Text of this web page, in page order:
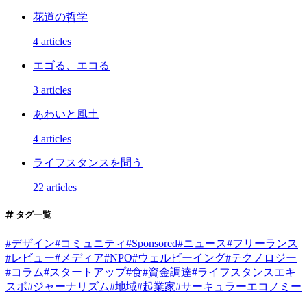
花道の哲学
4 articles
エゴる、エコる
3 articles
あわいと風土
4 articles
ライフスタンスを問う
22 articles
タグ一覧
#デザイン#コミュニティ#Sponsored#ニュース#フリーランス
#レビュー# メディア#NPO#ウェルビーイング#テクノロジー
#コラム#スタートアップ#食#資金調達#ライフスタンスエキ
スポ#ジャーナリズム#地域#起業家#サーキュラーエコノミー